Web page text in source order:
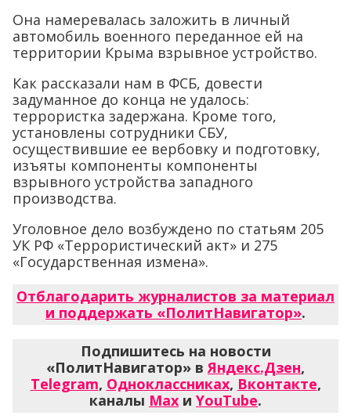
Она намеревалась заложить в личный
автомобиль военного переданное ей на
территории Крыма взрывное устройство.
Как рассказали нам в ФСБ, довести
задуманное до конца не удалось:
террористка задержана. Кроме того,
установлены сотрудники СБУ,
осуществившие ее вербовку и подготовку,
изъяты компоненты компоненты
взрывного устройства западного
производства.
Уголовное дело возбуждено по статьям 205
УК РФ «Террористический акт» и 275
«Государственная измена».
Отблагодарить журналистов за материал
и поддержать «ПолитНавигатор».
Подпишитесь на новости
«ПолитНавигатор» вЯндекс.Дзен,
Telegram, Одноклассниках, Вконтакте,
каналы Max и YouTube.